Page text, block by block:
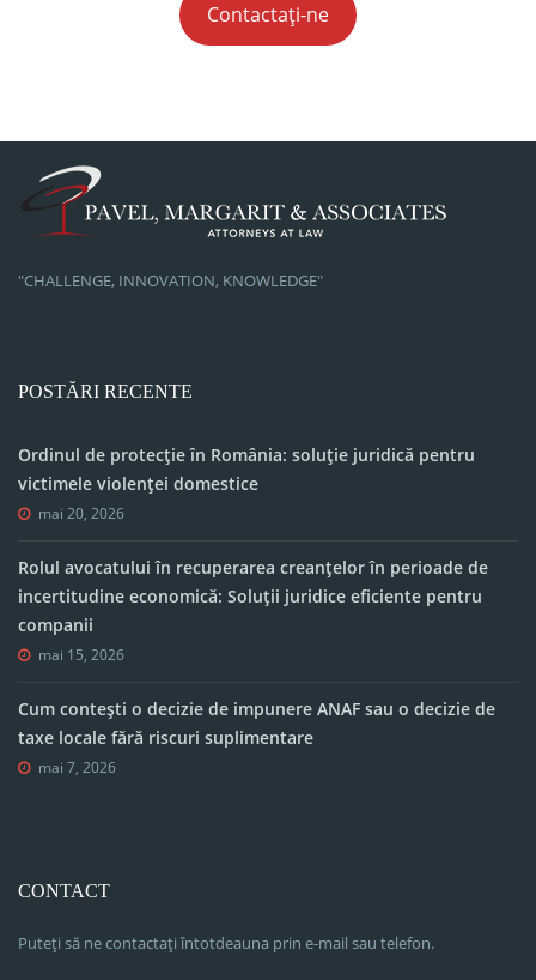
Contactați-ne
"CHALLENGE, INNOVATION, KNOWLEDGE"
POSTĂRI RECENTE
Ordinul de protecție în România: soluție juridică pentru
victimele violenței domestice
mai 20, 2026
Rolul avocatului în recuperarea creanțelor în perioade de
incertitudine economică: Soluții juridice eficiente pentru
companii
mai 15, 2026
Cum contești o decizie de impunere ANAF sau o decizie de
taxe locale fără riscuri suplimentare
mai 7, 2026
CONTACT
Puteți să ne contactați întotdeauna prin e-mail sau telefon.